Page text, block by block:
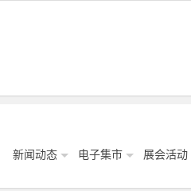
新闻动态 电子集市 展会活动